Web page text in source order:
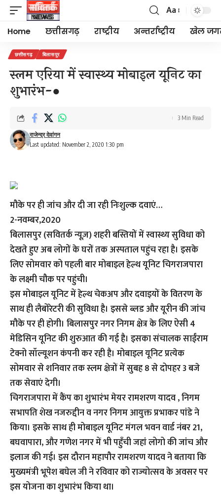
Font
Resizer
Aa
Home छत्तीसगढ़ राष्ट्रीय अन्तर्राष्ट्रीय खेल
छत्तीसगढ़ बिलासपुर
स्लम एरिया में स्वास्थ्य मोबाइल यूनिट का
शुभारंभ-●
Last updated: November 2, 2020 1:30 pm
राजेन्द्र देवांगन
3 Min Read
मौके पर ही जांच और दी जा रही निःशुल्क दवाएं…
2-नवम्बर,2020
बिलासपुर (सवितर्क न्यूज़)शहरी बस्तियों में स्वास्थ्य सुविधा को
देखते हुए अब लोगों के घरों तक अस्पताल पहुंच रहा है। इसके
लिए सोमवार को पहली बार मोबाइल हेल्थ यूनिट चिगराजपारा
के लक्ष्मी चौक पर पहुंची।
इस मोबाइल यूनिट में हेल्थ चेकअप और दवाइयों के वितरण के
साथ ही लैबोरेटरी की सुविधा है। इससे ब्लड और यूरीन की जांच
मौके पर ही होगी। बिलासपुर नगर निगम क्षेत्र के लिए ऐसी 4
मेडिसिन यूनिट की शुरुआत की गई है। इसका संचालक साईंराम
टेक्नो सॉल्यूशन कंपनी कर रही है। मोबाइल यूनिट प्रत्येक
सोमवार से शनिवार तक स्लम क्षेत्रों में सुबह 8 से दोपहर 3 बजे
तक सेवाएं देगी।
चिगराजपारा में कैंप का शुभारंभ मेयर रामशरण यादव , निगम
सभापति शेख नजरुद्दीन व नगर निगम आयुक्त प्रभाकर पांडे ने
किया। इसके साथ ही मोबाइल यूनिट मंगल भवन वार्ड नंबर 21,
बघवापारा, और गणेश नगर में भी पहुँची जहां लोगो की जांच और
इलाज की गई। इस दौरान महापौर रामशरण यादव ने बताया कि
मुख्यमंत्री भूपेश बघेल जी ने रविवार को राज्योत्सव के अवसर पर
इस योजना का शुभारंभ किया था।